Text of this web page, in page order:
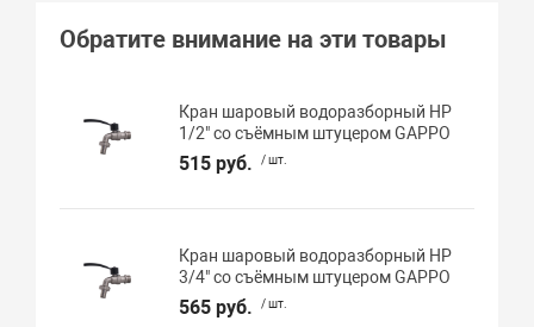
Обратите внимание на эти товары
Кран шаровый водоразборный НР
1/2" со съёмным штуцером GAPPO
515 руб. / шт.
Кран шаровый водоразборный НР
3/4" со съёмным штуцером GAPPO
565 руб. / шт.